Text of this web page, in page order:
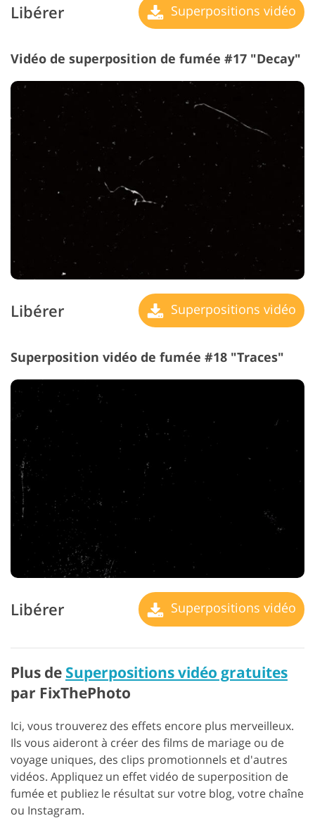
Libérer Superpositions vidéo
Vidéo de superposition de fumée #17 "Decay"
Libérer Superpositions vidéo
Superposition vidéo de fumée #18 "Traces"
Libérer Superpositions vidéo
Plus de Superpositions vidéo gratuites
par FixThePhoto
Ici, vous trouverez des effets encore plus merveilleux.
Ils vous aideront à créer des films de mariage ou de
voyage uniques, des clips promotionnels et d'autres
vidéos. Appliquez un effet vidéo de superposition de
fumée et publiez le résultat sur votre blog, votre chaîne
ou Instagram.